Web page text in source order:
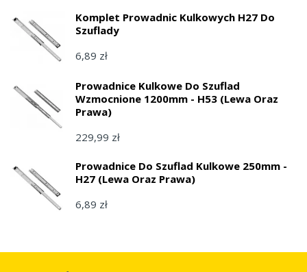
Komplet Prowadnic Kulkowych H27 Do
Szuflady
6,89 zł
Prowadnice Kulkowe Do Szuflad
Wzmocnione 1200mm - H53 (lewa Oraz
Prawa)
229,99 zł
Prowadnice Do Szuflad Kulkowe 250mm -
H27 (lewa Oraz Prawa)
6,89 zł